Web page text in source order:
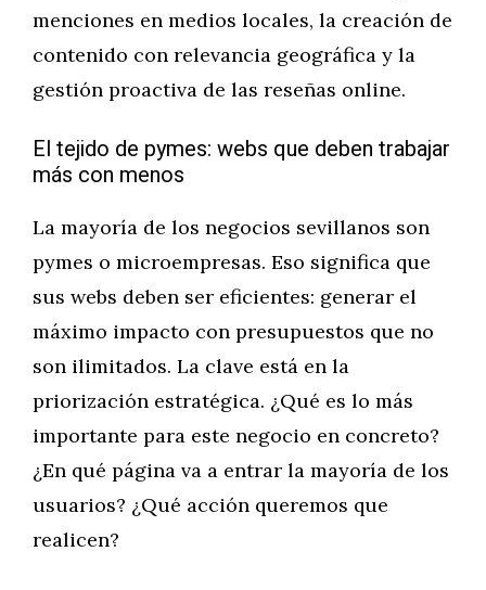
menciones en medios locales, la creación de
contenido con relevancia geográfica y la
gestión proactiva de las reseñas online.
El tejido de pymes: webs que deben trabajar
más con menos
La mayoría de los negocios sevillanos son
pymes o microempresas. Eso significa que
sus webs deben ser eficientes: generar el
máximo impacto con presupuestos que no
son ilimitados. La clave está en la
priorización estratégica. ¿Qué es lo más
importante para este negocio en concreto?
¿En qué página va a entrar la mayoría de los
usuarios? ¿Qué acción queremos que
realicen?